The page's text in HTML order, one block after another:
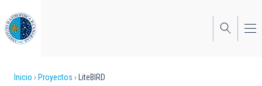
al
contenido
principal
Sobrescribir
Inicio Proyectos LiteBIRD